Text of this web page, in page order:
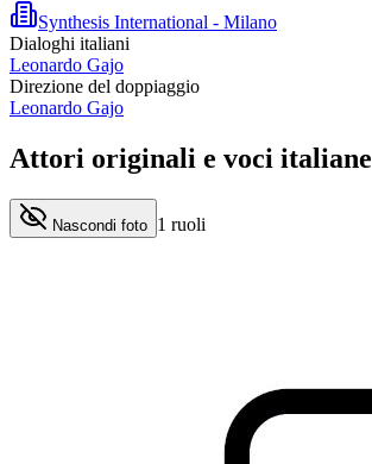
Synthesis International - Milano
Dialoghi italiani
Leonardo Gajo
Direzione del doppiaggio
Leonardo Gajo
Attori originali e voci italiane
Nascondi foto 1 ruoli